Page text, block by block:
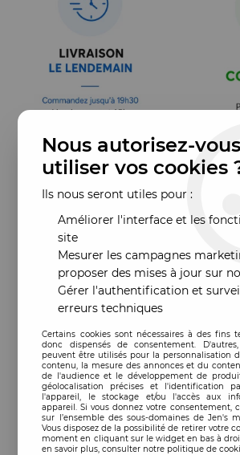
Nous autorisez-
utiliser vos cookies
Ils nous seront utiles pour :
Améliorer l'interface et les
site
Mesurer les campagnes
proposer des mises à jour sur
Gérer l'authentification et
erreurs techniques
Certains cookies sont nécessaires à des fins
donc dispensés de consentement.
peuvent être utilisés pour la personnalisation
contenu, la mesure des annonces et du
de l'audience et le développement de
géolocalisation précises et l'identification
l'appareil, le stockage et/ou l'accès aux
appareil. Si vous donnez votre consentement,
sur l’ensemble des sous-domaines de Jen's
Vous disposez de la possibilité de retirer votre
moment en cliquant sur le widget en bas à
en savoir plus, consulter notre politique de